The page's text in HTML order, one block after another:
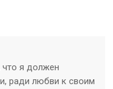
что я должен
ради любви к своим